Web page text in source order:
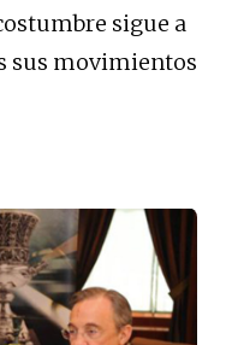
sigue a
sus movimientos